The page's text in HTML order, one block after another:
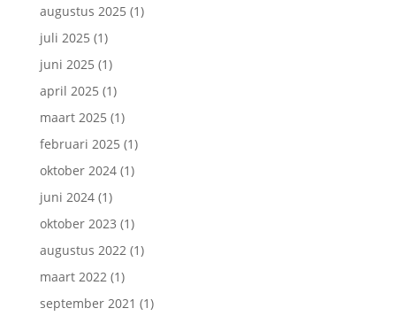
augustus 2025 (1)
juli 2025 (1)
juni 2025 (1)
april 2025 (1)
maart 2025 (1)
februari 2025 (1)
oktober 2024(1)
juni 2024(1)
oktober 2023 (1)
augustus 2022 (1)
maart 2022 (1)
september 2021 (1)